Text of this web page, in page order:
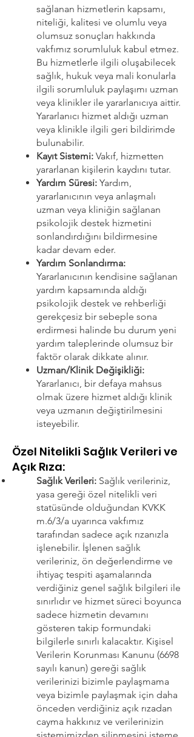
sağlanan hizmetlerin kapsamı,
niteliği, kalitesi ve olumlu veya
olumsuz sonuçları hakkında
vakfımız sorumluluk kabul etmez.
Bu hizmetlerle ilgili oluşabilecek
sağlık, hukuk veya mali konularla
ilgili sorumluluk paylaşımı uzman
veya klinikler ile yararlanıcıya aittir.
Yararlanıcı hizmet aldığı uzman
veya klinikle ilgili geri bildirimde
bulunabilir.
Kayıt Sistemi: Vakıf, hizmetten
yararlanan kişilerin kaydını tutar.
Yardım Süresi: Yardım,
yararlanıcının veya anlaşmalı
uzman veya kliniğin sağlanan
psikolojik destek hizmetini
sonlandırdığını bildirmesine
kadar devam eder.
Yardım Sonlandırma:
Yararlanıcının kendisine sağlanan
yardım kapsamında aldığı
psikolojik destek ve rehberliği
gerekçesiz bir sebeple sona
erdirmesi halinde bu durum yeni
yardım taleplerinde olumsuz bir
faktör olarak dikkate alınır.
Uzman/Klinik Değişikliği:
Yararlanıcı, bir defaya mahsus
olmak üzere hizmet aldığı klinik
veya uzmanın değiştirilmesini
isteyebilir.
Özel Nitelikli Sağlık Verileri ve
Açık Rıza:
Sağlık Verileri: Sağlık verileriniz,
yasa gereği özel nitelikli veri
statüsünde olduğundan KVKK
m.6/3/a uyarınca vakfımız
tarafından sadece açık rızanızla
işlenebilir. İşlenen sağlık
verileriniz, ön değerlendirme ve
ihtiyaç tespiti aşamalarında
verdiğiniz genel sağlık bilgileri ile
sınırlıdır ve hizmet süreci boyunca
sadece hizmetin devamını
gösteren takip formundaki
bilgilerle sınırlı kalacaktır. Kişisel
Verilerin Korunması Kanunu (6698
sayılı kanun) gereği sağlık
verilerinizi bizimle paylaşmama
veya bizimle paylaşmak için daha
önceden verdiğiniz açık rızadan
cayma hakkınız ve verilerinizin